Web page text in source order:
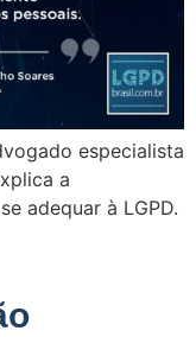
especialista
a
adequar à LGPD.